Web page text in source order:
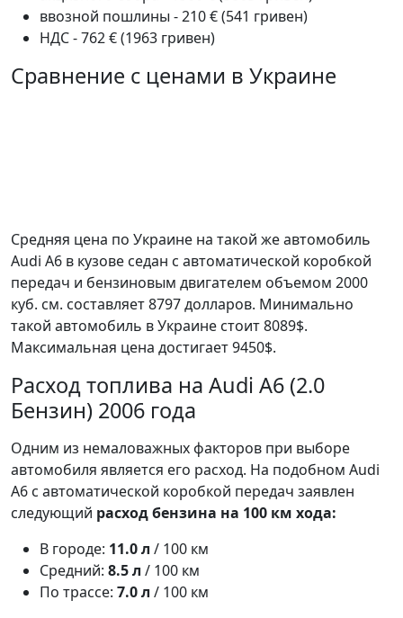
ввозной пошлины - 210 € (541 гривен)
НДС - 762 € (1963 гривен)
Сравнение с ценами в Украине
Средняя цена по Украине на такой же автомобиль
Audi A6 в кузове седан c автоматической коробкой
передач и бензиновым двигателем объемом 2000
куб. см. составляет 8797 долларов. Минимально
такой автомобиль в Украине стоит 8089$.
Максимальная цена достигает 9450$.
Расход топлива на Audi A6 (2.0
Бензин) 2006 года
Одним из немаловажных факторов при выборе
автомобиля является его расход. На подобном Audi
A6 с автоматической коробкой передач заявлен
следующий расход бензина на 100 км хода:
В городе: 11.0 л / 100 км
Средний: 8.5 л / 100 км
По трассе: 7.0 л / 100 км